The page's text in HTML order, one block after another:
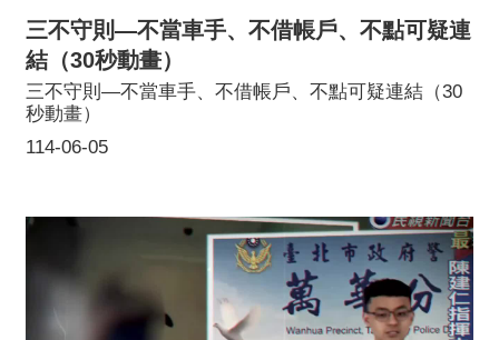
三不守則—不當車手、不借帳戶、不點可疑連
結（30秒動畫）
114-06-05
三不守則—不當車手、不借帳戶、不點可疑連結（30
秒動畫）